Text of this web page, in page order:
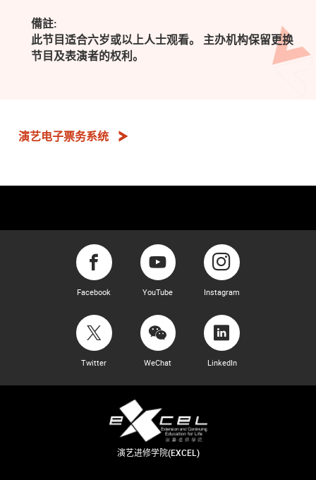
備註:
此节目适合六岁或以上人士观看。 主办机构保留更换
节目及表演者的权利。
演艺电子票务系统
Facebook YouTube Instagram
Twitter WeChat LinkedIn
演艺进修学院(EXCEL)